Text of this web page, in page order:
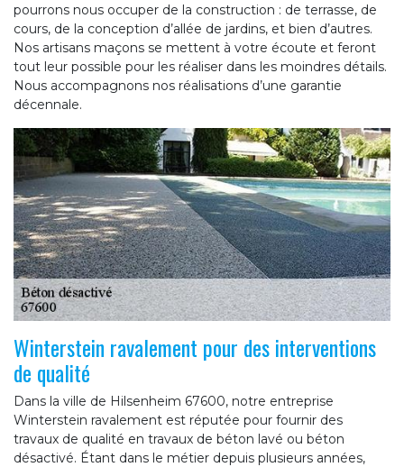
pourrons nous occuper de la construction : de terrasse, de
cours, de la conception d’allée de jardins, et bien d’autres.
Nos artisans maçons se mettent à votre écoute et feront
tout leur possible pour les réaliser dans les moindres détails.
Nous accompagnons nos réalisations d’une garantie
décennale.
Winterstein ravalement pour des interventions
de qualité
Dans la ville de Hilsenheim 67600, notre entreprise
Winterstein ravalement est réputée pour fournir des
travaux de qualité en travaux de béton lavé ou béton
désactivé. Étant dans le métier depuis plusieurs années,